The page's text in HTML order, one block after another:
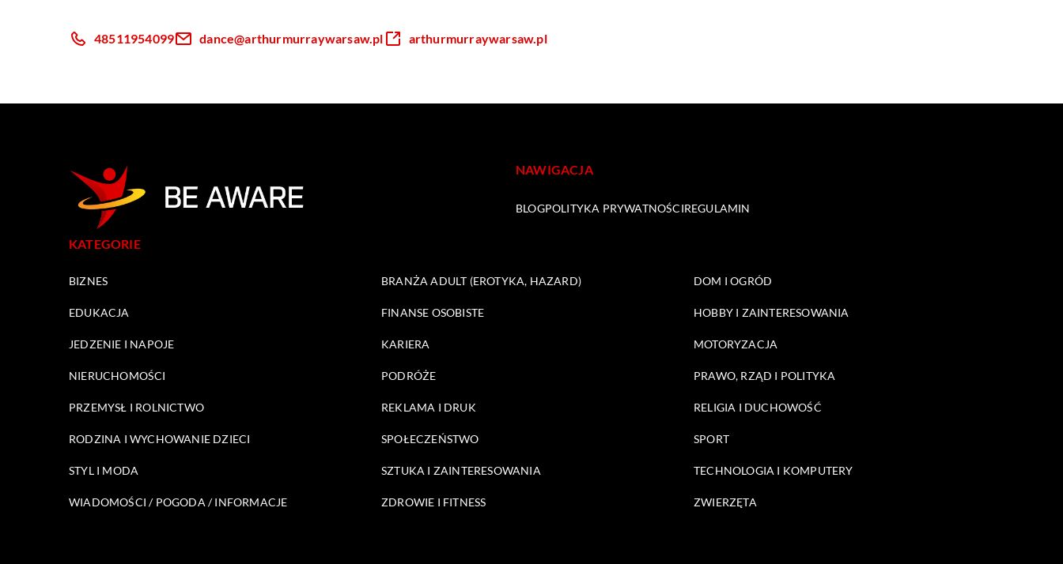
48511954099 dance@arthurmurraywarsaw.pl arthurmurraywarsaw.pl
NAWIGACJA
BLOGPOLITYKA PRYWATNOŚCIREGULAMIN
KATEGORIE
BIZNES BRANŻA ADULT (EROTYKA, HAZARD) DOM I OGRÓD
EDUKACJA FINANSE OSOBISTE HOBBY I ZAINTERESOWANIA
JEDZENIE I NAPOJE KARIERA MOTORYZACJA
NIERUCHOMOŚCI PODRÓŻE PRAWO, RZĄD I POLITYKA
PRZEMYSŁ I ROLNICTWO REKLAMA I DRUK RELIGIA I DUCHOWOŚĆ
RODZINA I WYCHOWANIE DZIECI SPOŁECZEŃSTWO SPORT
STYL I MODA SZTUKA I ZAINTERESOWANIA TECHNOLOGIA I KOMPUTERY
WIADOMOŚCI / POGODA / INFORMACJE ZDROWIE I FITNESS ZWIERZĘTA